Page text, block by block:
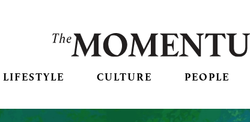
LIFESTYLE CULTURE PEOPLE